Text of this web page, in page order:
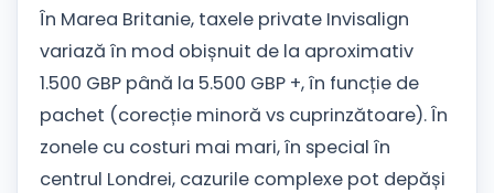
În Marea Britanie, taxele private Invisalign
variază în mod obișnuit de la aproximativ
1.500 GBP până la 5.500 GBP +, în funcție de
pachet (corecție minoră vs cuprinzătoare). În
zonele cu costuri mai mari, în special în
centrul Londrei, cazurile complexe pot depăși